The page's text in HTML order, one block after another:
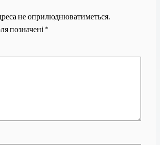
не оприлюднюватиметься.
позначені *